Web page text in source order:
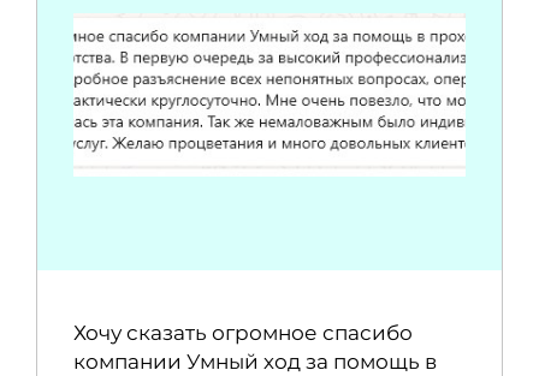
Хочу сказать огромное спасибо
компании Умный ход за помощь в